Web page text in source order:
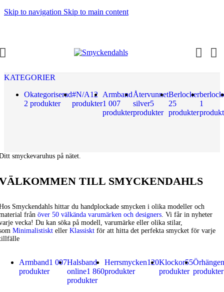
Skip to navigation Skip to main content
KATEGORIER
Okategoriserad
2 produkter
#N/A12
produkter
Armband
1 007
produkter
Återvunnet
silver5
produkter
Berlocker
25
produkter
1
produkt
smyckevaruhus på nätet.
TILL SMYCKENDAHLS
Smyckendahls hittar du handplockade smycken i olika modeller och
från över 50 välkända varumärken och designers . Vi får in nyheter
vecka! Du kan söka på modell, varumärke eller olika stilar,
Minimalistiskt eller Klassiskt för att hitta det perfekta smycket för varje
Armband1 007
produkter
Halsband
online1 860
produkter
Herrsmycken120
produkter
Klockor55
produkter
Örhängen
produkter